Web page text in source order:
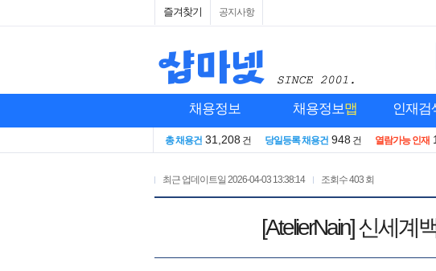
즐겨찾기 공지사항
채용정보 채용정보맵 인재검
총 채용건 31,208 건 당일등록 채용건 948 건 열람가능 인재
최근 업데이트일 2026-04-03 13:38:14 조회수403 회
[AtelierNain] 신세